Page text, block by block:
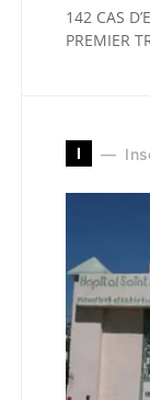
142 CAS
PREMIER
I